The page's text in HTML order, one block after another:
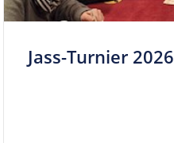
Jass-Turnier 2026